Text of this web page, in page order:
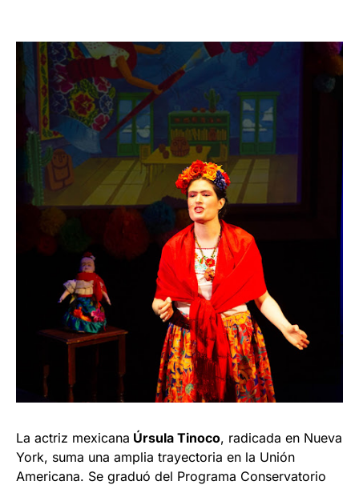
La actriz mexicana Úrsula Tinoco, radicada en Nueva
York, suma una amplia trayectoria en la Unión
Americana. Se graduó del Programa Conservatorio